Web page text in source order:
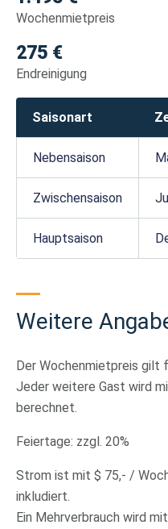
Wochenmietpreis
275 €
Endreinigung
Saisonart
Nebensaison
Zwischensaison
Hauptsaison
Weitere
Der Wochenmietpreis gilt
Jeder weitere Gast wird
berechnet.
Feiertage: zzgl. 20%
Strom ist mit $ 75,- /
inkludiert.
Ein Mehrverbrauch wird